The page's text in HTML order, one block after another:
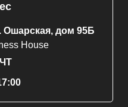
Ошарская, дом 95Б
House